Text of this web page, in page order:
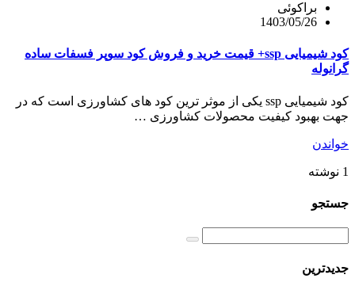
براکوئی
1403/05/26
کود شیمیایی ssp+ قیمت خرید و فروش کود سوپر فسفات ساده
گرانوله
کود شیمیایی ssp یکی از موثر ترین کود های کشاورزی است که در
جهت بهبود کیفیت محصولات کشاورزی …
خواندن
1 نوشته
جستجو
جدیدترین